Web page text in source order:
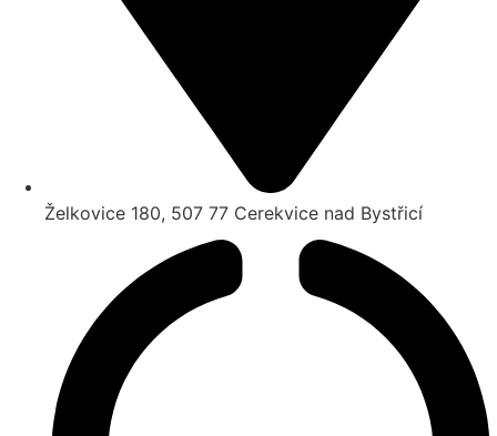
Želkovice 180, 507 77 Cerekvice nad Bystřicí